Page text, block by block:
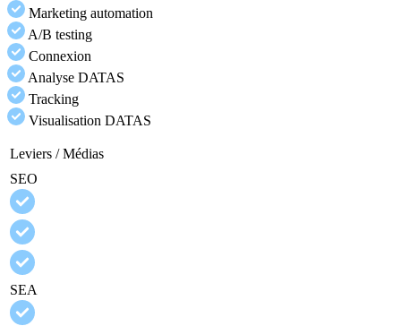
Marketing automation
A/B testing
Connexion
Analyse DATAS
Tracking
Visualisation DATAS
Leviers / Médias
SEO
SEA